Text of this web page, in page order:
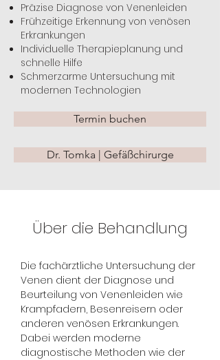
Präzise Diagnose von Venenleiden
Frühzeitige Erkennung von venösen
Erkrankungen
Individuelle Therapieplanung und
schnelle Hilfe
Schmerzarme Untersuchung mit
modernen Technologien
Termin buchen
Dr. Tomka | Gefäßchirurge
Über die Behandlung
Die fachärztliche Untersuchung der
Venen dient der Diagnose und
Beurteilung von Venenleiden wie
Krampfadern, Besenreisern oder
anderen venösen Erkrankungen.
Dabei werden moderne
diagnostische Methoden wie der